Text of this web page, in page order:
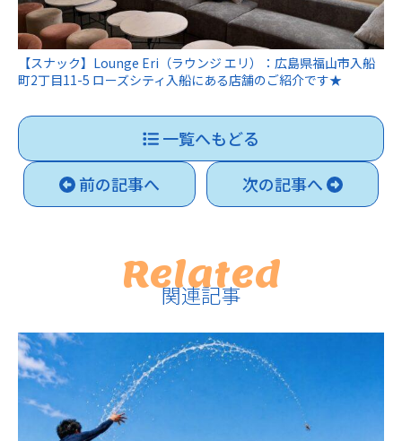
【スナック】Lounge Eri（ラウンジ エリ）：広島県福山市入船
町2丁目11-5 ローズシティ入船にある店舗のご紹介です★
一覧へもどる
前の記事へ
次の記事へ
Related
関連記事